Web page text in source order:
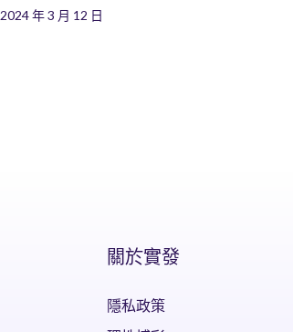
2024 年 3 月 12 日
關於實發
隱私政策